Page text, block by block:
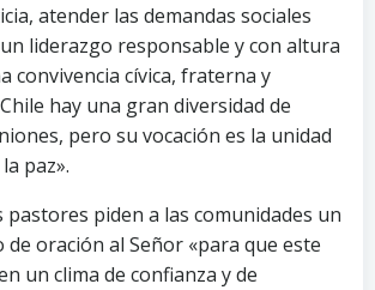
atender las demandas sociales
liderazgo responsable y con altura
convivencia cívica, fraterna y
hay una gran diversidad de
pero su vocación es la unidad
paz».
pastores piden a las comunidades un
oración al Señor «para que este
un clima de confianza y de